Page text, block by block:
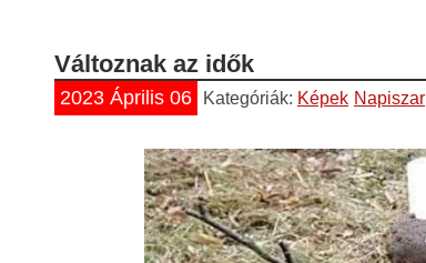
Változnak az idők
2023 Április 06 Kategóriák: Képek Napiszar